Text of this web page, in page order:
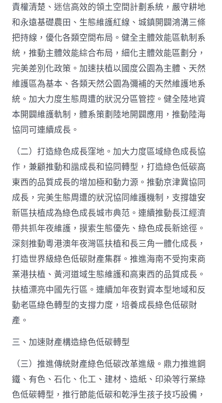
責權清楚、迷信高效的領土空間計劃系統，嚴守耕地
和永遠基礎農田、生態維護紅線、城鎮開闢鴻溝三條
把持線，優化各類空間布局。健全主體效能區軌制系
統，推動主體效能綜合布局，細化主體效能區劃分，
完美差別化政策。加速扶植以國度公園為主體、天然
維護區為基本、各類天然公園為彌補的天然維護地系
統。加大力度生態周遭的狀況分區管控。健全陸地資
本開闢維護軌制，體系策劃陸地開闢應用，推動陸海
協同可連續成長。
（二）打造綠色成長窪地。加大力度區域綠色成長協
作，兼顧推動和諧成長和協同轉型，打造綠色低碳高
東西的品質成長的增加極和動力源。推動京津冀協同
成長，完美生態周遭的狀況協同維護機制，支撐雄安
新區扶植成為綠色成長城市典范。連續推動長江經濟
帶共抓年夜維護，摸索生態優先、綠色成長新途徑。
深刻推動粵港澳年夜灣區扶植和長三角一體化成長，
打造世界級綠色低碳財產集群。推進海南不受拘束商
業港扶植、黃河道域生態維護和高東西的品質成長。
扶植漂亮中國先行區。連續加年夜對資本型地域和反
動老區綠色轉型的支撐力度，培養成長綠色低碳財
產。
三、加速財產構造綠色低碳轉型
（三）推進傳統財產綠色低碳改革進級。鼎力推進鋼
鐵、有色、石化、化工、建材、造紙、印染等行業綠
色低碳轉型，推行節能低碳和乾淨生孩子技巧設備，